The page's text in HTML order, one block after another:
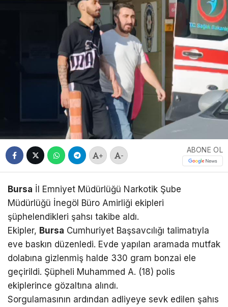
+ -
ABONE OL
Bursa İl Emniyet Müdürlüğü Narkotik Şube
Müdürlüğü İnegöl Büro Amirliği ekipleri
şüphelendikleri şahsı takibe aldı.
Ekipler, Bursa Cumhuriyet Başsavcılığı talimatıyla
eve baskın düzenledi. Evde yapılan aramada mutfak
dolabına gizlenmiş halde 330 gram bonzai ele
geçirildi. Şüpheli Muhammed A. (18) polis
ekiplerince gözaltına alındı.
Sorgulamasının ardından adliyeye sevk edilen şahıs